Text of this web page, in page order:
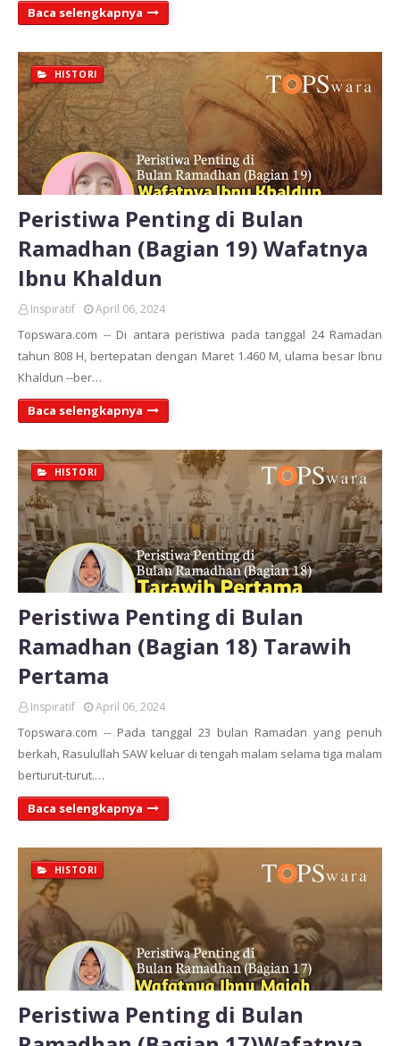
Baca selengkapnya
HISTORI
Peristiwa Penting di Bulan
Ramadhan (Bagian 19) Wafatnya
Ibnu Khaldun
Inspiratif April 06, 2024
Topswara.com -- Di antara peristiwa pada tanggal 24 Ramadan
tahun 808 H, bertepatan dengan Maret 1.460 M, ulama besar Ibnu
Khaldun --ber…
Baca selengkapnya
HISTORI
Peristiwa Penting di Bulan
Ramadhan (Bagian 18) Tarawih
Pertama
Inspiratif April 06, 2024
Topswara.com -- Pada tanggal 23 bulan Ramadan yang penuh
berkah, Rasulullah SAW keluar di tengah malam selama tiga malam
berturut-turut.…
Baca selengkapnya
HISTORI
Peristiwa Penting di Bulan